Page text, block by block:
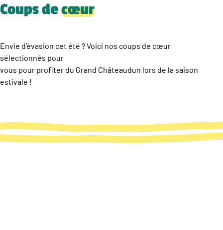
Coups decœur
Envie d’évasion cet été ? Voici nos coups de cœur
sélectionnés pour
vous pour profiter du Grand Châteaudun lors de la saison
estivale !